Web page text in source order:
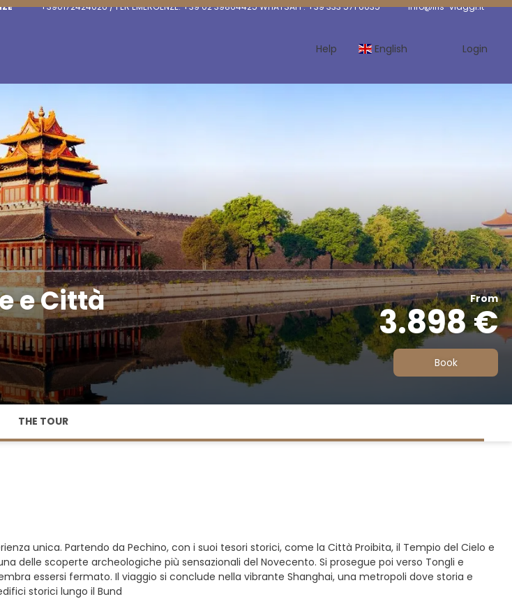
+390172424026 / PER EMERGENZE: +39 02 39864425 WHATSAPP: +39 333 571 6035 info@iris-viaggi.it
Help English Login
e Città From
3.898 €
Book
THE TOUR
unica. Partendo da Pechino, con i suoi tesori storici, come la Città Proibita, il Tempio del Cielo e
delle scoperte archeologiche più sensazionali del Novecento. Si prosegue poi verso Tongli e
essersi fermato. Il viaggio si conclude nella vibrante Shanghai, una metropoli dove storia e
storici lungo il Bund